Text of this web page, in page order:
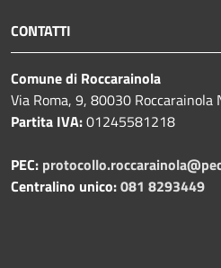
CONTATTI
Comune di Roccarainola
Via Roma, 9, 80030 Roccarainola
Partita IVA:01245581218
PEC:
Centralino unico:081 8293449